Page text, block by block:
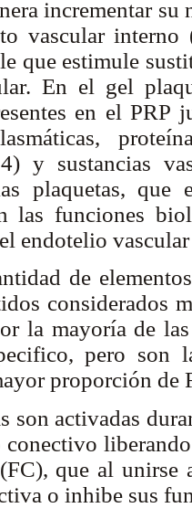
incrementar
vascular
que estimule
En el gel
en el PRP
y sustancias
plaquetas, que
las funciones
endotelio
de
considerados
la mayoría de
pero son
proporción de
son activadas
que al unirse
o inhibe sus